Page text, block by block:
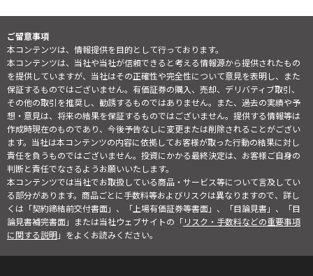
ご留意事項
本コンテンツは、情報提供を目的として行っております。
本コンテンツは、当社や当社が信頼できると考える情報源から提供されたもの
を提供していますが、当社はその正確性や完全性について意見を表明し、また
保証するものではございません。有価証券の購入、売却、デリバティブ取引、
その他の取引を推奨し、勧誘するものではありません。また、過去の実績や予
想・意見は、将来の結果を保証するものではございません。提供する情報等は
作成時現在のものであり、今後予告なしに変更または削除されることがござい
ます。当社は本コンテンツの内容に依拠してお客様が取った行動の結果に対し
責任を負うものではございません。投資にかかる最終決定は、お客様ご自身の
判断と責任でなさるようお願いいたします。
本コンテンツでは当社でお取扱している商品・サービス等について言及してい
る部分があります。商品ごとに手数料等およびリスクは異なりますので、詳し
くは「契約締結前交付書面」、「上場有価証券等書面」、「目論見書」、「目
論見書補完書面」または当社ウェブサイトの「リスク・手数料などの重要事項
に関する説明」をよくお読みください。